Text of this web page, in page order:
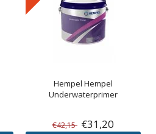
Hempel Hempel
Underwaterprimer
€42,15 €31,20